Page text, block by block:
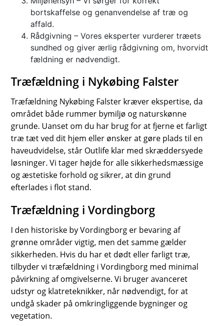
bortskaffelse og genanvendelse af træ og
affald.
Rådgivning – Vores eksperter vurderer træets
sundhed og giver ærlig rådgivning om, hvorvidt
fældning er nødvendigt.
Træfældning i Nykøbing Falster
Træfældning Nykøbing Falster kræver ekspertise, da
området både rummer bymiljø og naturskønne
grunde. Uanset om du har brug for at fjerne et farligt
træ tæt ved dit hjem eller ønsker at gøre plads til en
haveudvidelse, står Outlife klar med skræddersyede
løsninger. Vi tager højde for alle sikkerhedsmæssige
og æstetiske forhold og sikrer, at din grund
efterlades i flot stand.
Træfældning i Vordingborg
I den historiske by Vordingborg er bevaring af
grønne områder vigtig, men det samme gælder
sikkerheden. Hvis du har et dødt eller farligt træ,
tilbyder vi træfældning i Vordingborg med minimal
påvirkning af omgivelserne. Vi bruger avanceret
udstyr og klatreteknikker, når nødvendigt, for at
undgå skader på omkringliggende bygninger og
vegetation.